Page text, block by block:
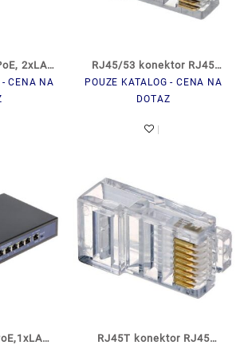
2xLAN
- CENA NA
RJ45/53 konektor RJ45
Cat5e
POUZE KATALOG - CENA NA
DOTAZ
RJ45T konektor RJ45